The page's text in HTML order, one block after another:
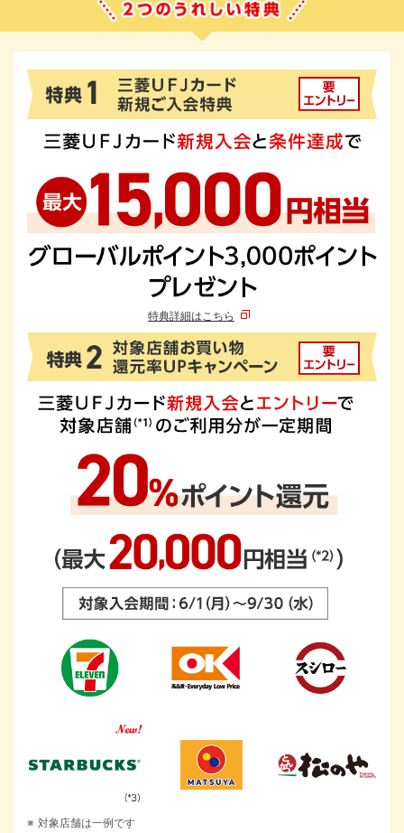
特典詳細はこちら
対象店舗は一例です